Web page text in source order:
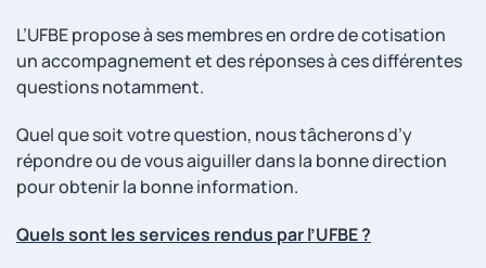
L’UFBE propose à ses membres en ordre de cotisation
un accompagnement et des réponses à ces différentes
questions notamment.
Quel que soit votre question, nous tâcherons d’y
répondre ou de vous aiguiller dans la bonne direction
pour obtenir la bonne information.
Quels sont les services rendus par l’UFBE ?